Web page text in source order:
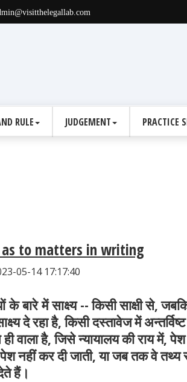
RULE JUDGEMENT PRACTICE
as to matters in writing
05-14 17:17:40
के बारे में साक्ष्य-- किसी साक्षी से,
दे रहा है, किसी दस्तावेज में
वाला है, जिसे न्यायालय की राय में, पेश
नहीं कर दी जाती, या जब तक वे तथ्य
हैं।